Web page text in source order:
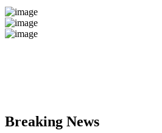
Breaking News